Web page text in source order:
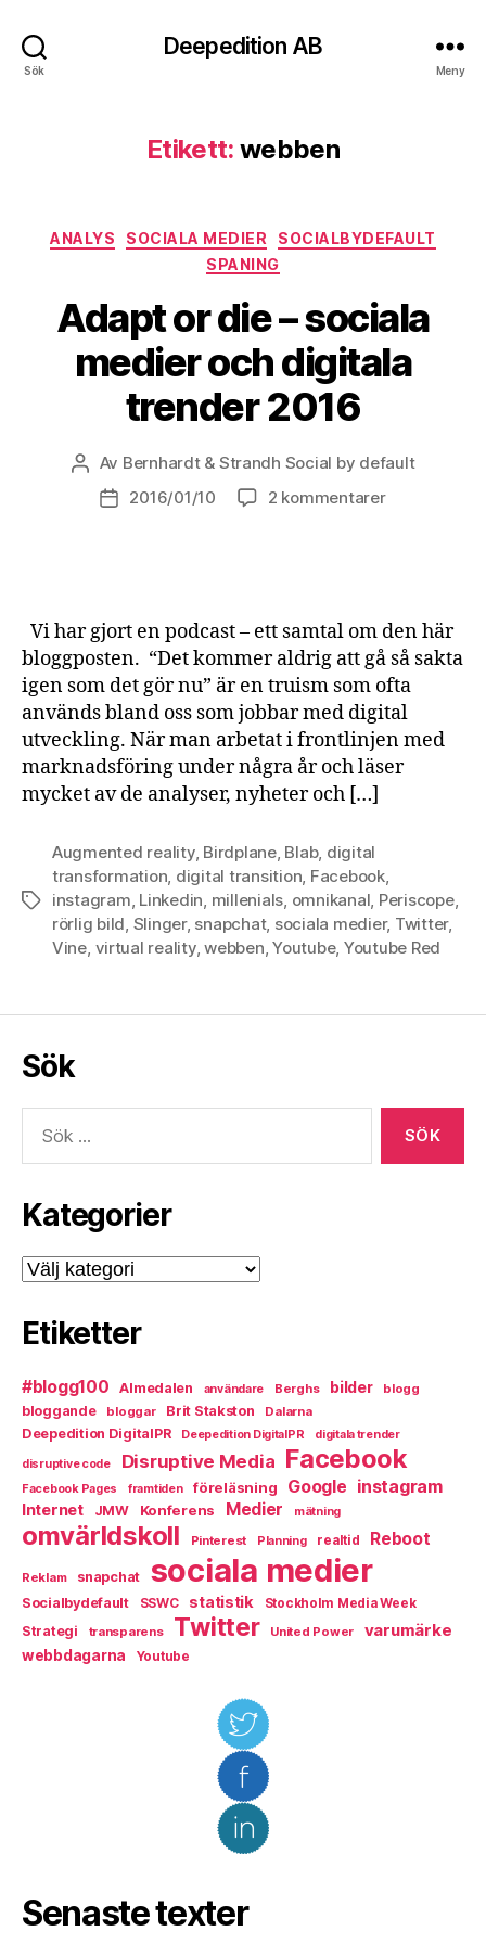
Sök
Deepedition AB
Meny
Etikett: webben
Kategorier
ANALYS SOCIALA MEDIER
SOCIALBYDEFAULT
SPANING
Adapt or die – sociala
medier och digitala
trender 2016
Inläggsförfattare
Av Bernhardt & Strandh Social by default
Inläggsdatum
2016/01/10 2 kommentarer
Vi har gjort en podcast – ett samtal om den här
bloggposten. “Det kommer aldrig att gå så sakta
igen som det gör nu” är en truism som ofta
används bland oss som jobbar med digital
utveckling. När man arbetat i frontlinjen med
marknadsföring under några år och läser
mycket av de analyser, nyheter och […]
Etiketter
Augmented reality, Birdplane, Blab, digital
transformation, digital transition, Facebook,
instagram, Linkedin, millenials, omnikanal, Periscope,
rörlig bild, Slinger, snapchat, sociala medier, Twitter,
Vine, virtual reality,webben,Youtube, Youtube Red
Sök
efter:
Kategorier
Kategorier
Etiketter
#blogg100 Almedalen användare Berghs bilder blogg
bloggande bloggar Brit Stakston Dalarna
Deepedition DigitalPR Deepedition DigitalPR digitala trender
disruptive code Disruptive Media Facebook
Facebook Pages framtiden föreläsning Google instagram
Internet JMW Konferens Medier mätning
omvärldskoll Pinterest Planning realtid Reboot
Reklam snapchat sociala medier
Socialbydefault SSWC statistik Stockholm Media Week
Strategi transparens Twitter United Power varumärke
webbdagarna Youtube
Senaste texter